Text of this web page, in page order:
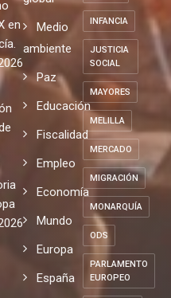
en
Medio
ambiente
Paz
Educación
Fiscalidad
Empleo
Economía
Mundo
Europa
España
INFANCIA
JUSTICIA
SOCIAL
MAYORES
MELILLA
MERCADO
MIGRACIÓN
MONARQUÍA
ODS
PARLAMENTO
EUROPEO